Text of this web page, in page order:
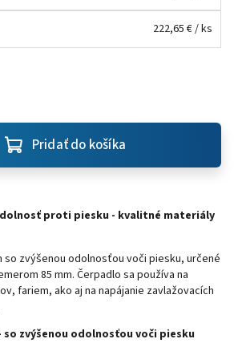
222,65 €/ ks
Pridať do košíka
proti piesku - kvalitné materiály
zvýšenou odolnosťou voči piesku, určené
85 mm. Čerpadlo sa používa na
fariem, ako aj na napájanie zavlažovacích
so zvýšenou odolnosťou voči piesku